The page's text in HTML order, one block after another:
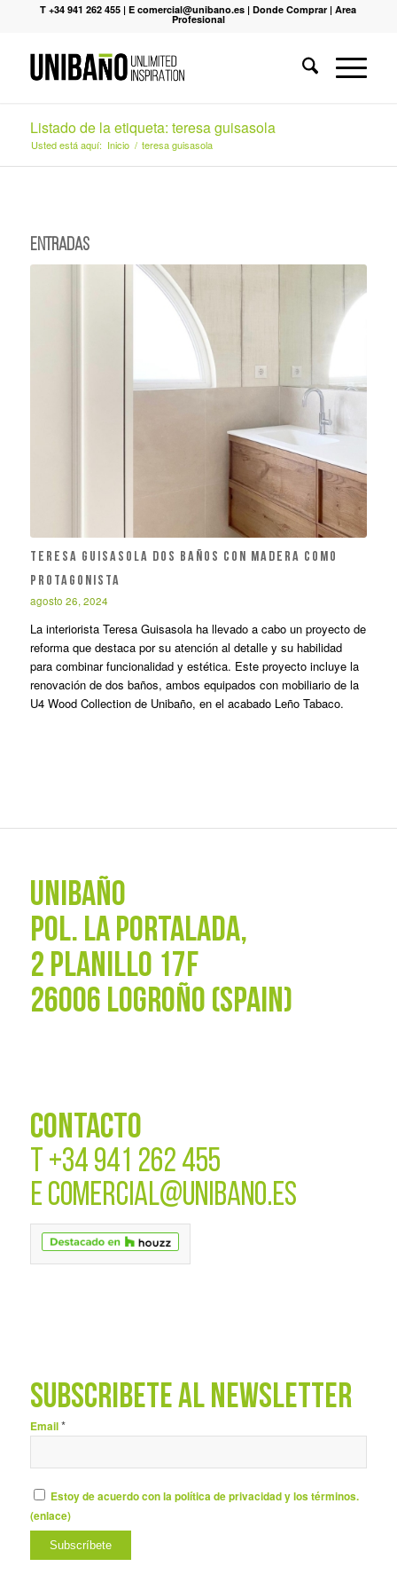
T +34 941 262 455 |E comercial@unibano.es |Donde Comprar |Area
Profesional
Listado de la etiqueta: teresa guisasola
Usted está aquí: Inicio / teresa guisasola
Entradas
TERESA GUISASOLA DOS BAÑOS CON MADERA COMO
PROTAGONISTA
agosto 26, 2024
La interiorista Teresa Guisasola ha llevado a cabo un proyecto de
reforma que destaca por su atención al detalle y su habilidad
para combinar funcionalidad y estética. Este proyecto incluye la
renovación de dos baños, ambos equipados con mobiliario de la
U4 Wood Collection de Unibaño, en el acabado Leño Tabaco.
UNIBAÑO
POL. La Portalada,
2 PLANILLO 17F
26006 LOGROÑO (SPAIN)
CONTACTO
T +34 941 262 455
E COMERCIAL@UNIBANO.ES
SUBSCRÍBETE AL NEWSLETTER
Email*
Estoy de acuerdo con la política de privacidad y los términos.
(enlace)